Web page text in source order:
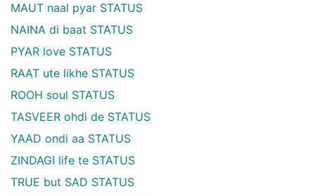
MAUT naal pyar STATUS
NAINA di baat STATUS
PYAR love STATUS
RAAT ute likhe STATUS
ROOH soul STATUS
TASVEER ohdi de STATUS
YAAD ondi aa STATUS
ZINDAGI life te STATUS
TRUE but SAD STATUS